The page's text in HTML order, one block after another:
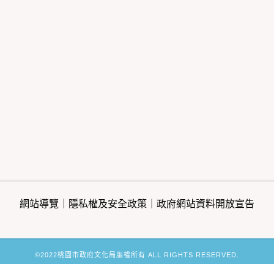
網站導覽 隱私權及安全政策 政府網站資料開放宣告
©2022桃園市政府文化局版權所有 ALL RIGHTS RESERVED.